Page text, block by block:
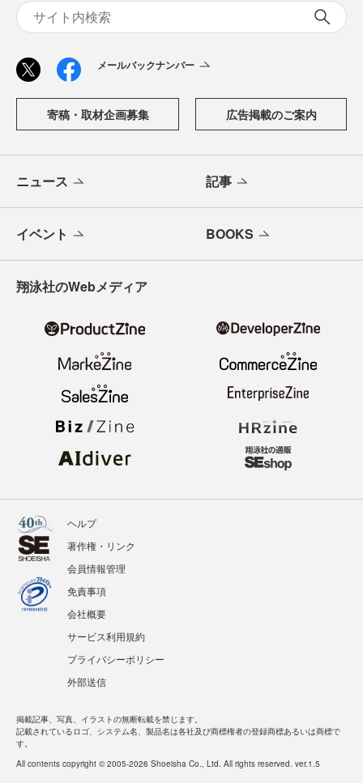
メールバックナンバー
寄稿・取材企画募集 広告掲載のご案内
ニュース 記事
イベント BOOKS
翔泳社のWebメディア
ヘルプ
著作権・リンク
会員情報管理
免責事項
会社概要
サービス利用規約
プライバシーポリシー
外部送信
掲載記事、写真、イラストの無断転載を禁じます。
記載されているロゴ、システム名、製品名は各社及び商標権者の登録商標あるいは商標で
す。
All contents copyright © 2005-2026 Shoeisha Co., Ltd. All rights reserved. ver.1.5